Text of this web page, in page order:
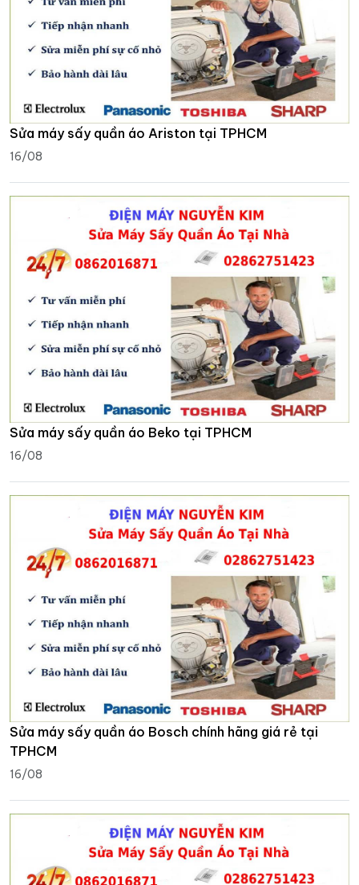
Sửa máy sấy quần áo Ariston tại TPHCM
16/08
Sửa máy sấy quần áo Beko tại TPHCM
16/08
Sửa máy sấy quần áo Bosch chính hãng giá rẻ tại
TPHCM
16/08